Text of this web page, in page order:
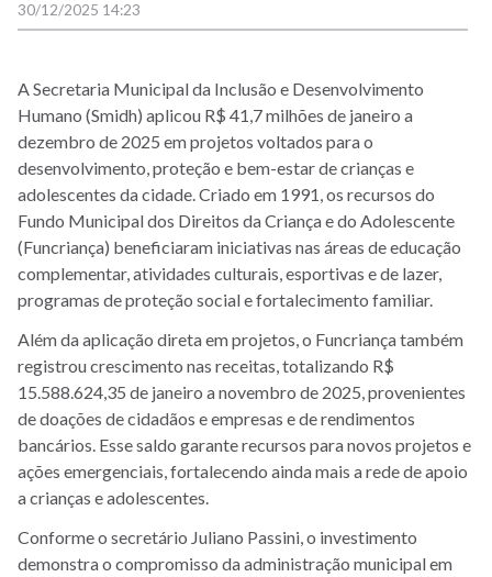
30/12/2025 14:23
A Secretaria Municipal da Inclusão e Desenvolvimento
Humano (Smidh) aplicou R$ 41,7 milhões de janeiro a
dezembro de 2025 em projetos voltados para o
desenvolvimento, proteção e bem-estar de crianças e
adolescentes da cidade. Criado em 1991, os recursos do
Fundo Municipal dos Direitos da Criança e do Adolescente
(Funcriança) beneficiaram iniciativas nas áreas de educação
complementar, atividades culturais, esportivas e de lazer,
programas de proteção social e fortalecimento familiar.
Além da aplicação direta em projetos, o Funcriança também
registrou crescimento nas receitas, totalizando R$
15.588.624,35 de janeiro a novembro de 2025 , provenientes
de doações de cidadãos e empresas e de rendimentos
bancários. Esse saldo garante recursos para novos projetos e
ações emergenciais, fortalecendo ainda mais a rede de apoio
a crianças e adolescentes.
Conforme o secretário Juliano Passini, o investimento
demonstra o compromisso da administração municipal em